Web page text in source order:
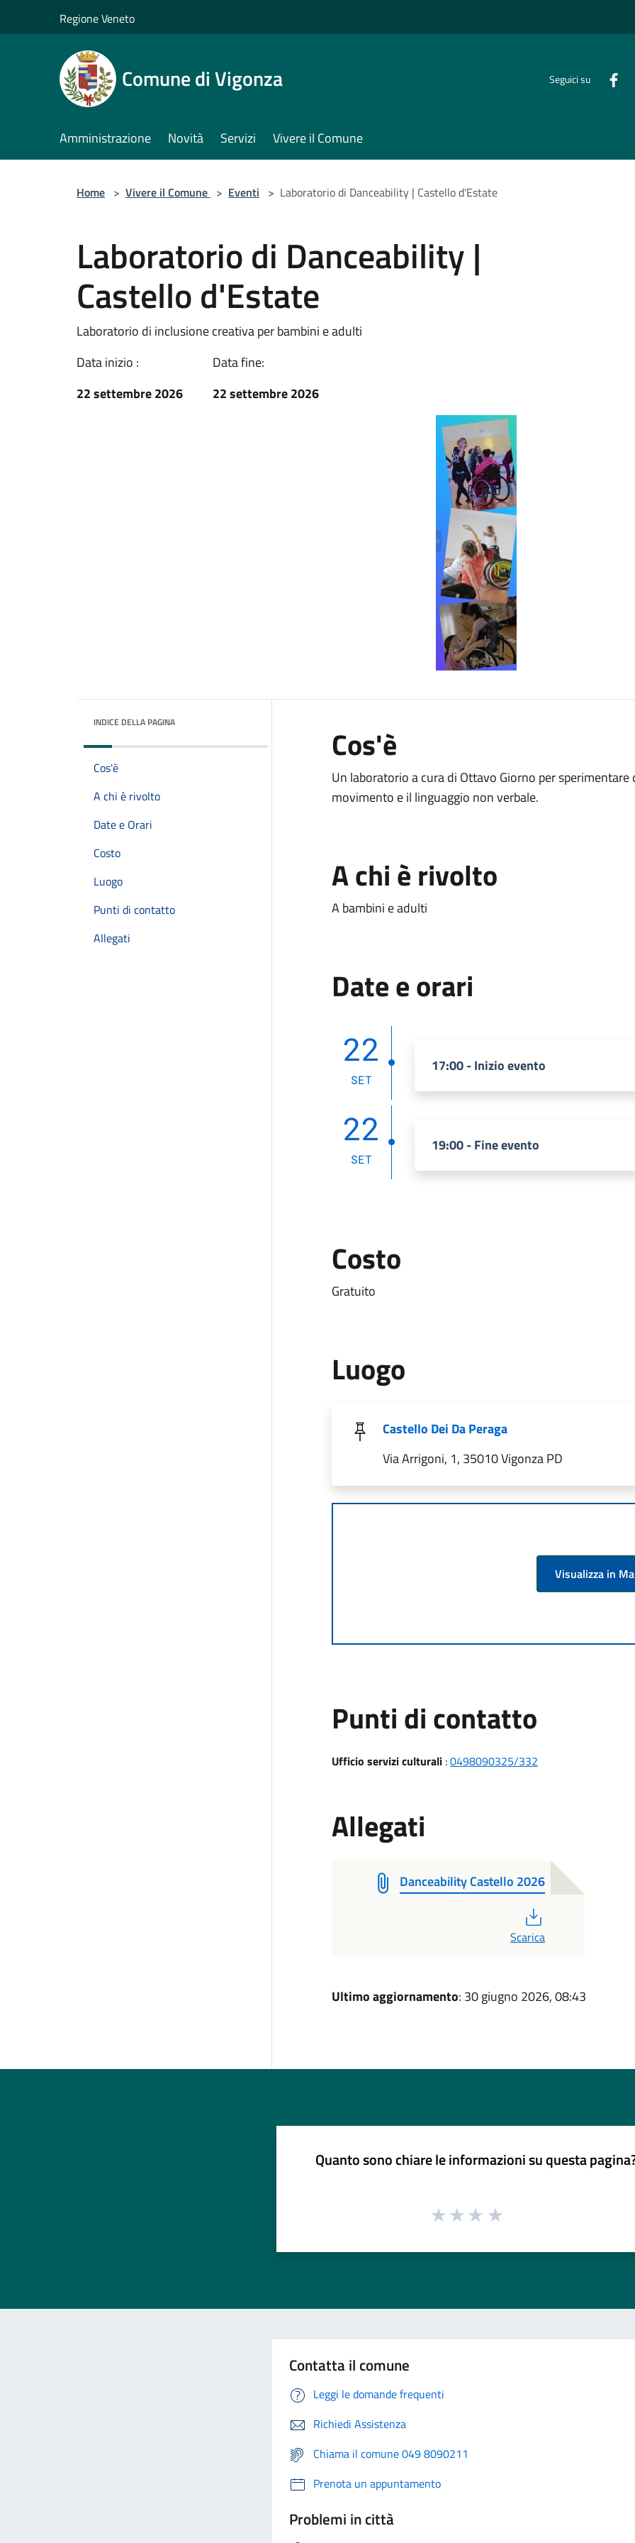
Regione Veneto
Comune di Vigonza Seguici su
Amministrazione Novità Servizi Vivere il Comune
Home > Vivere il Comune > Eventi > Laboratorio di Danceability | Castello d'Estate
Laboratorio di Danceability |
Castello d'Estate
Laboratorio di inclusione creativa per bambini e adulti
Data inizio :
22 settembre 2026
Data fine:
22 settembre 2026
INDICE DELLA PAGINA
Cos'è
A chi è rivolto
Date e Orari
Costo
Luogo
Punti di contatto
Allegati
Cos'è
Un laboratorio a cura di Ottavo Giorno per
movimento e il linguaggio non verbale.
A chi è rivolto
A bambini e adulti
Date e orari
22
SET
17:00 - Inizio evento
22
SET
19:00 - Fine evento
Costo
Gratuito
Luogo
Castello Dei Da Peraga
Via Arrigoni, 1, 35010 Vigonza PD
Visualizza in
Punti di contatto
Ufficio servizi culturali :0498090325/332
Allegati
Danceability Castello 2026
Scarica
Ultimo aggiornamento: 30 giugno 2026, 08:43
Quanto sono chiare le informazioni su questa
Contatta il comune
Leggi le domande frequenti
Richiedi Assistenza
Chiama il comune 049 8090211
Prenota un appuntamento
Problemi in città